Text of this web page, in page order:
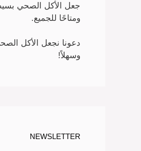
جعل الأكل الصحي
ومتاحًا للجميع.
دعونا نجعل الأكل
وسهلاً!
NEWSLETTER